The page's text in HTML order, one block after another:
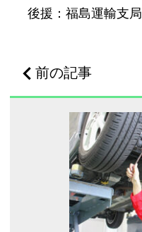
後援：福島運輸支局
前の記事